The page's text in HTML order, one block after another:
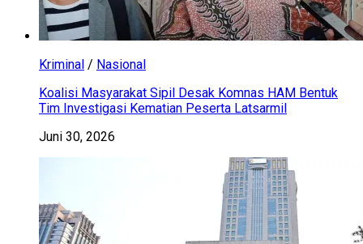
Kriminal / Nasional
Koalisi Masyarakat Sipil Desak Komnas HAM Bentuk
Tim Investigasi Kematian Peserta Latsarmil
Juni 30, 2026